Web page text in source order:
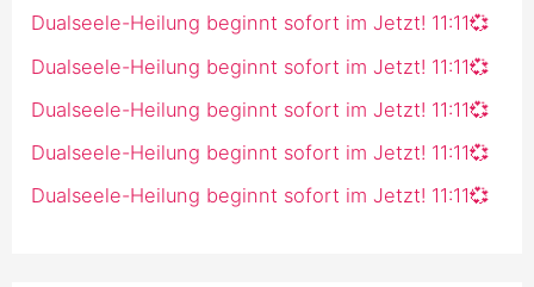
n
a
Dualseele-Heilung beginnt sofort im Jetzt! 11:11💞
Dualseele-Heilung beginnt sofort im Jetzt! 11:11💞
Dualseele-Heilung beginnt sofort im Jetzt! 11:11💞
Dualseele-Heilung beginnt sofort im Jetzt! 11:11💞
Dualseele-Heilung beginnt sofort im Jetzt! 11:11💞